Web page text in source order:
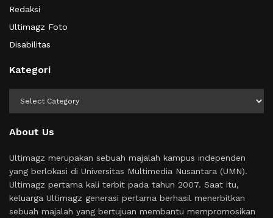
Redaksi
Ultimagz Foto
Disabilitas
Kategori
About Us
Ultimagz merupakan sebuah majalah kampus independen
yang berlokasi di Universitas Multimedia Nusantara (UMN).
Ultimagz pertama kali terbit pada tahun 2007. Saat itu,
keluarga Ultimagz generasi pertama berhasil menerbitkan
sebuah majalah yang bertujuan membantu mempromosikan